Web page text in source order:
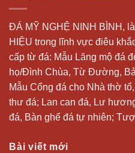
ĐÁ MỸ NGHỆ NINH BÌNH,
HIỆU trong lĩnh vực điêu
cấp từ đá: Mẫu Lăng mộ đá
họ/Đình Chùa, Từ Đường,
Mẫu Cổng đá cho Nhà thờ
thư đá; Lan can đá, Lư
đá, Bàn ghế đá tự nhiên;
Bài viết mới